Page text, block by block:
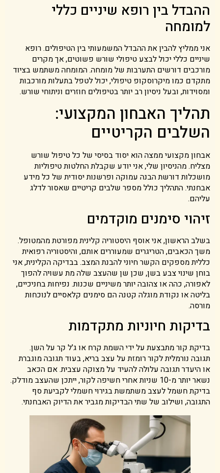
ההבדל בין רופא שיניים כללי
למומחה
אני ממליץ להבין את ההבדל המשמעותי בין הטיפולים. רופא
שיניים כללי יכול לבצע טיפולי שורש פשוטים, אך מקרים
מורכבים דורשים התערבות של מומחה. המומחה משתמש בציוד
מתקדם כמו מיקרוסקופ טיפולי, יכול לטפל בתעלות מורכבות
ומסוידות, ובעל ניסיון רב יותר בטיפולים חוזרים וניתוחי שורש.
תהליך האבחון המקצועי:
השלבים הקריטיים
אבחון מקצועי ממצה הוא יסוד בסיסי של כל טיפול שורש
מצליח. מהניסיון שלי, אני יודע שקבלת החלטות טיפוליות
מושכלות דורשת הבנה עמוקה ופרשנות יסודית של כל מידע
אבחנתי. התהליך כולל מספר שלבים קריטיים שאסור לדלג
עליהם.
זיהוי סימנים מוקדמים
בשלב הראשון, אני אוסף היסטוריה קלינית מפורטת מהמטופל.
משך הכאבים, הטריגרים שמעוררים אותם, והיסטוריה רפואית
כללית מספקים הקשר חיוני להבנת המצב. בבדיקה הקלינית, אני
בוחן שינוי צבע בשן, שכן שן שהעצב שלה מת עשויה להפוך
לאפורה, כהה או צהובה יותר משיניים שכנות. נפיחות בחניכיים,
בליטה או נקודת מוגלה קטנה הם סימנים קלאסיים לנוכחות
מורסה.
בדיקות חיוניות מתקדמות
בדיקת קור מתבצעת על ידי השמת קרח או ג'ל קר על השן.
תגובה נורמלית לקור רומזת על עצב בריא, בעוד תגובה מוגברת
או היעדר תגובה עלולה להעיד על מצוקה עצבית. אם הכאב
נשאר יותר מ-10 שניות אחרי חשיפה לקור, ייתכן שהעצב מודלק.
בדיקת חשמל לעצב משתמשת בגירוי חשמלי לקביעת סף
התגובה, ושילוב של שתי הבדיקות מגביר את הדיוק האבחנתי.